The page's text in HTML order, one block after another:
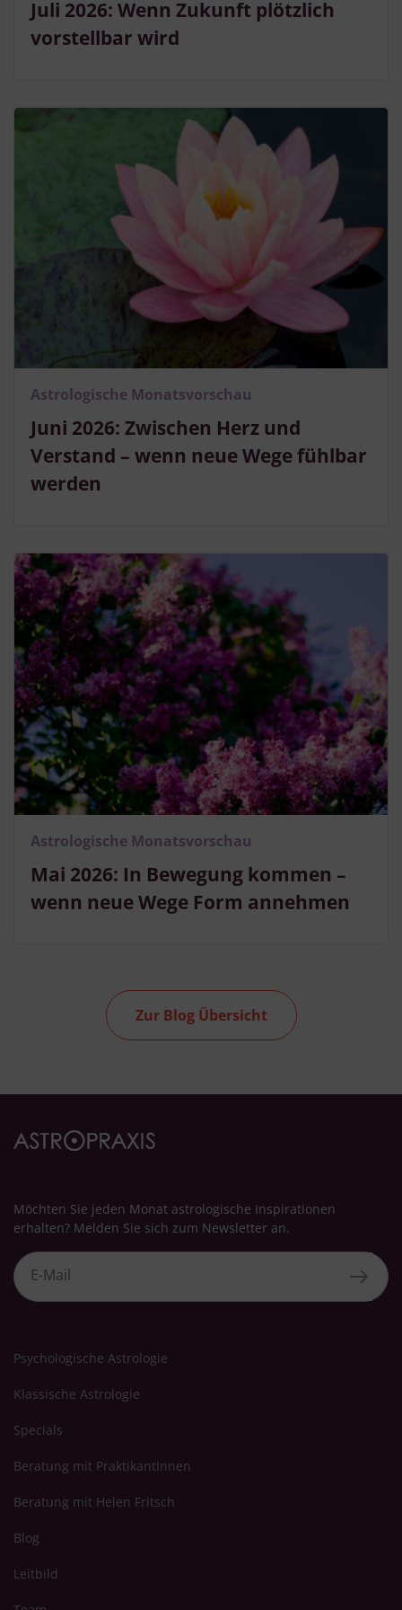
Juli 2026: Wenn Zukunft plötzlich
vorstellbar wird
Juni 2026: Zwischen Herz und
Verstand – wenn neue Wege fühlbar
werden
Astrologische Monatsvorschau
Mai 2026: In Bewegung kommen –
wenn neue Wege Form annehmen
Astrologische Monatsvorschau
Zur Blog Übersicht
Möchten Sie jeden Monat astrologische Inspirationen
erhalten? Melden Sie sich zum Newsletter an.
Psychologische Astrologie
Klassische Astrologie
Specials
Beratung mit PraktikantInnen
Beratung mit Helen Fritsch
Blog
Leitbild